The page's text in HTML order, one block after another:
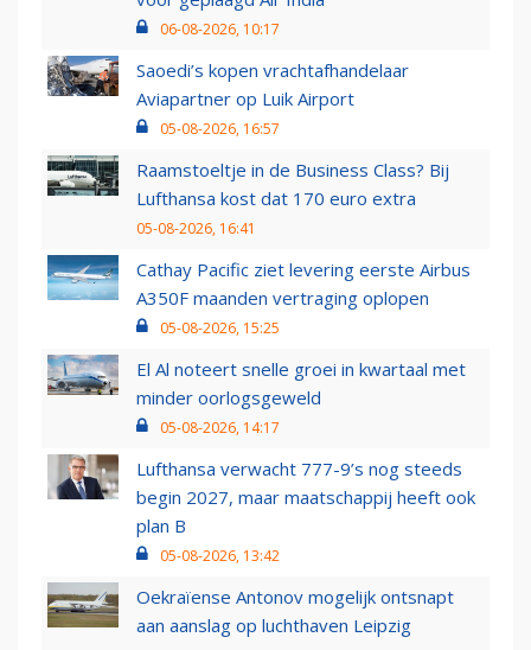
06-08-2026, 10:17
Saoedi’s kopen vrachtafhandelaar
Aviapartner op Luik Airport
05-08-2026, 16:57
Raamstoeltje in de Business Class? Bij
Lufthansa kost dat 170 euro extra
05-08-2026, 16:41
Cathay Pacific ziet levering eerste Airbus
A350F maanden vertraging oplopen
05-08-2026, 15:25
El Al noteert snelle groei in kwartaal met
minder oorlogsgeweld
05-08-2026, 14:17
Lufthansa verwacht 777-9’s nog steeds
begin 2027, maar maatschappij heeft ook
plan B
05-08-2026, 13:42
Oekraïense Antonov mogelijk ontsnapt
aan aanslag op luchthaven Leipzig